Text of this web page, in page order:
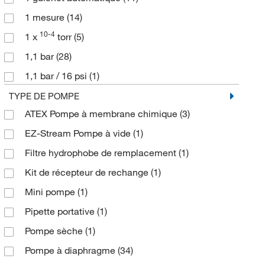
1,4 cfm (39,6 L/min)
1,5 m³/h.(12)
1,7 m³/h.(1)
1,8 m³/h(6)
1,8 m³/h.(4)
1,9 m³/h.(3)
1. 9 m³/h.(1)
1.18 cfm(1)
1.2 CFM(1)
1.2/1.4 CFM(6)
1.3/1.4 CFM(3)
1.4 cfm(1)
1.65 cfm (1)
1 mesure (14)
1 x 10-4torr(5)
1,1 bar(28)
1,1 bar / 16 psi (1)
1,1 mesure absolue
1,5 mbar(1)
1,5 psig(2)
1,5 x 10-2torr(2)
1.5 torr(2)
1.5 x 10-3Torr(1)
1080 mbar(3)
12 mbar(2)
15 psi(4)
TYPE DE POMPE
ATEX Pompe à membrane chimique (3)
EZ-Stream Pompe à vide (1)
Filtre hydrophobe de remplacement (1)
Kit de récepteur de rechange (1)
Mini pompe (1)
Pipette portative (1)
Pompe sèche (1)
Pompe à diaphragme (34)